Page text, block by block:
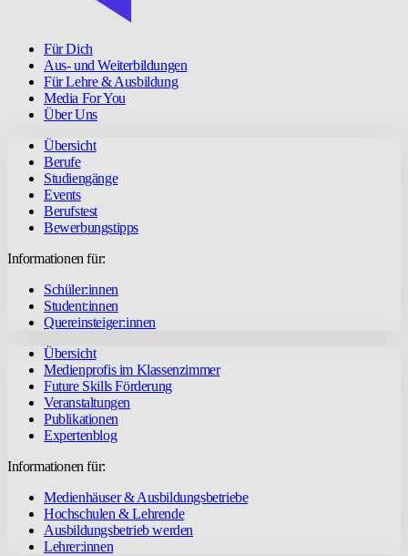
Für Dich
Aus- und Weiterbildungen
Für Lehre & Ausbildung
Media For You
Über Uns
Übersicht
Berufe
Studiengänge
Events
Berufstest
Bewerbungstipps
Informationen für:
Schüler:innen
Student:innen
Quereinsteiger:innen
Übersicht
Medienprofis im Klassenzimmer
Future Skills Förderung
Veranstaltungen
Publikationen
Expertenblog
Informationen für:
Medienhäuser & Ausbildungsbetriebe
Hochschulen & Lehrende
Ausbildungsbetrieb werden
Lehrer:innen